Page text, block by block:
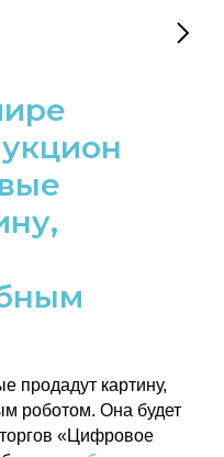
продадут картину,
роботом. Она будет
«Цифровое